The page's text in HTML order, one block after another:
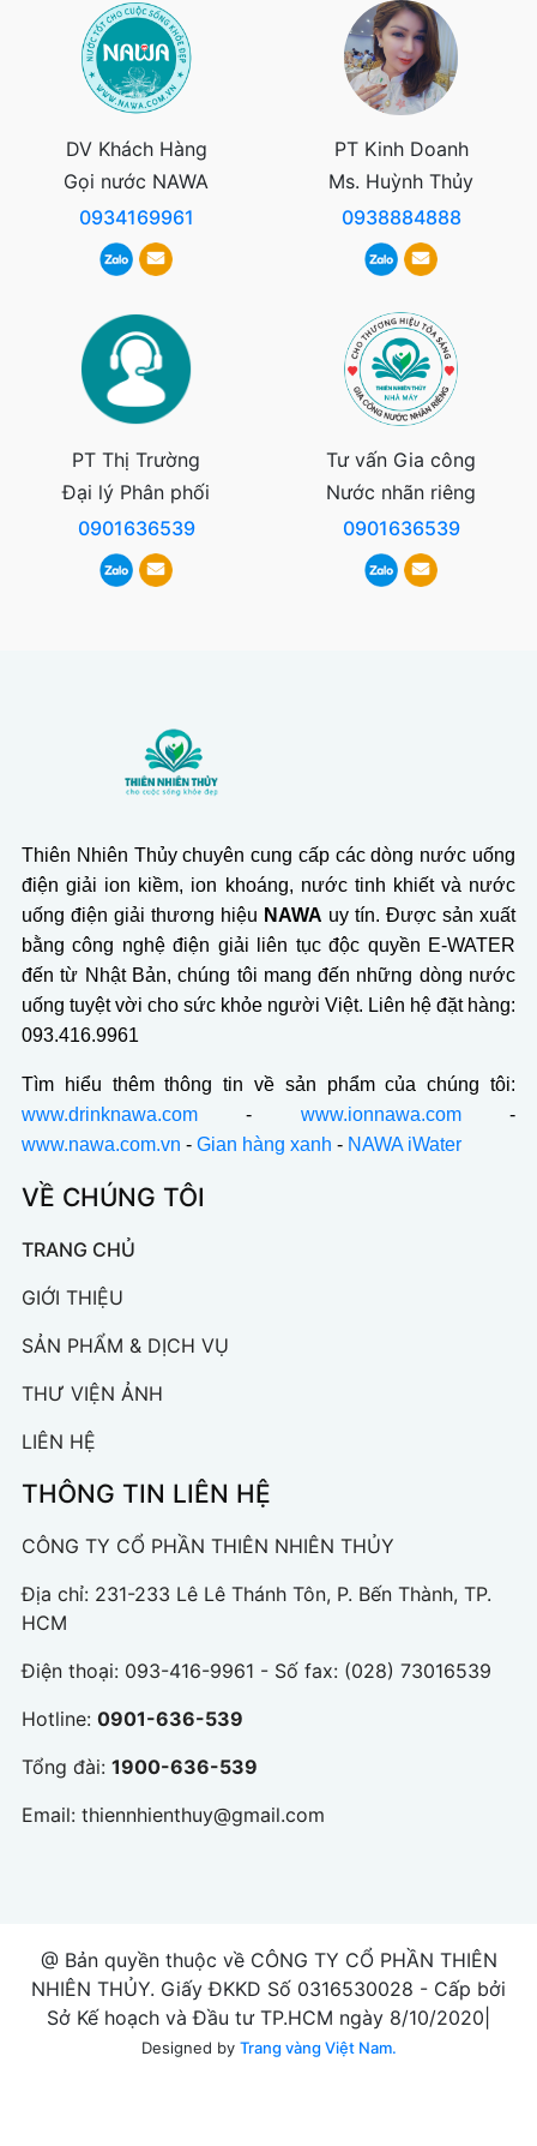
DV Khách Hàng
Gọi nước NAWA
0934169961
PT Kinh Doanh
Ms. Huỳnh Thủy
0938884888
PT Thị Trường
Đại lý Phân phối
0901636539
Tư vấn Gia công
Nước nhãn riêng
0901636539
Thiên Nhiên Thủy chuyên cung cấp các dòng nước uống
điện giải ion kiềm, ion khoáng, nước tinh khiết và nước
uống điện giải thương hiệu NAWA uy tín. Được sản xuất
bằng công nghệ điện giải liên tục độc quyền E-WATER
đến từ Nhật Bản, chúng tôi mang đến những dòng nước
uống tuyệt vời cho sức khỏe người Việt. Liên hệ đặt hàng:
093.416.9961
Tìm hiểu thêm thông tin về sản phẩm của chúng tôi:
www.drinknawa.com - www.ionnawa.com-
www.nawa.com.vn - Gian hàng xanh - NAWA iWater
VỀ CHÚNG TÔI
TRANG CHỦ
GIỚI THIỆU
SẢN PHẨM & DỊCH VỤ
THƯ VIỆN ẢNH
LIÊN HỆ
THÔNG TIN LIÊN HỆ
CÔNG TY CỔ PHẦN THIÊN NHIÊN THỦY
Địa chỉ: 231-233 Lê Lê Thánh Tôn, P. Bến Thành, TP.
HCM
Điện thoại: 093-416-9961 - Số fax: (028) 73016539
Hotline: 0901-636-539
Tổng đài: 1900-636-539
Email: thiennhienthuy@gmail.com
@ Bản quyền thuộc về CÔNG TY CỔ PHẦN THIÊN
NHIÊN THỦY. Giấy ĐKKD Số 0316530028 - Cấp bởi
Sở Kế hoạch và Đầu tư TP.HCM ngày 8/10/2020|
Designed by Trang vàng Việt Nam.